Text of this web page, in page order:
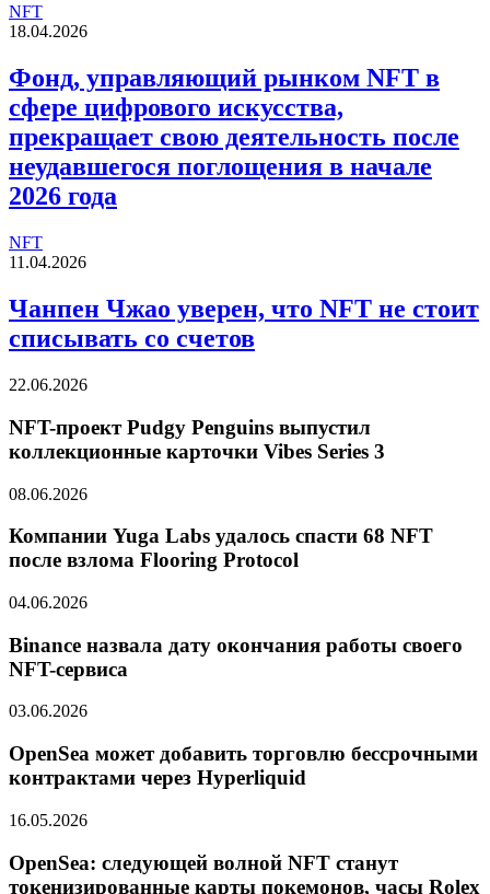
NFT
18.04.2026
Фонд, управляющий рынком NFT в
сфере цифрового искусства,
прекращает свою деятельность после
неудавшегося поглощения в начале
2026 года
NFT
11.04.2026
Чанпен Чжао уверен, что NFT не стоит
списывать со счетов
22.06.2026
NFT-проект Pudgy Penguins выпустил
коллекционные карточки Vibes Series 3
08.06.2026
Компании Yuga Labs удалось спасти 68 NFT
после взлома Flooring Protocol
04.06.2026
Binance назвала дату окончания работы своего
NFT-сервиса
03.06.2026
OpenSea может добавить торговлю бессрочными
контрактами через Hyperliquid
16.05.2026
OpenSea: следующей волной NFT станут
токенизированные карты покемонов, часы Rolex